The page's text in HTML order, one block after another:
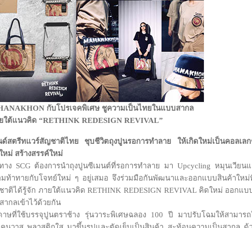
กับโปรเจคพิเศษ ชูความเป็นไทยในแบบสากล
ใต้แนวคิด “RETHINK REDESIGN REVIVAL”
สตรีทแวร์สัญชาติไทย ชุบชีวิตถุงปูนรอการทำลาย ให้เกิดใหม่เป็นคอลเล
ม่ สร้างสรรค์ใหม่
าง SCG ต้องการนำถุงปูนซีเมนต์ที่รอการทำลาย มา Upcycling หมุนเวีย
ทายกับโจทย์ใหม่ ๆ อยู่เสมอ จึงร่วมมือกันพัฒนาและออกแบบสินค้าใหม่ที่
ติได้รู้จัก ภายใต้แนวคิด RETHINK REDESIGN REVIVAL คิดใหม่ ออกแ
กลเข้าไว้ด้วยกัน
ษที่ใช้บรรจุปูนตราช้าง รุ่นวาระพิเศษฉลอง 100 ปี มาปรับโฉมให้สามารถ